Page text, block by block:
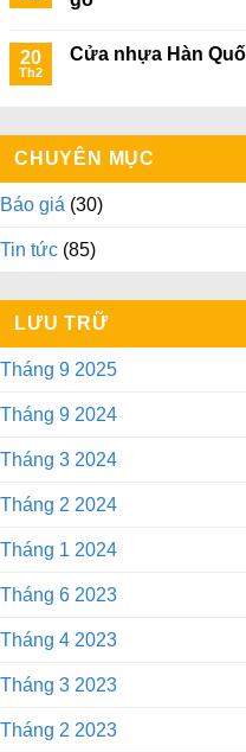
20
Th2
Cửa nhựa Hàn
CHUYÊN MỤC
Báo giá (30)
Tin tức (85)
LƯU TRỮ
Tháng 9 2025
Tháng 9 2024
Tháng 3 2024
Tháng 2 2024
Tháng 1 2024
Tháng 6 2023
Tháng 4 2023
Tháng 3 2023
Tháng 2 2023